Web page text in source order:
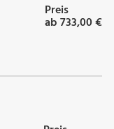
Preis
ab 733,00 €